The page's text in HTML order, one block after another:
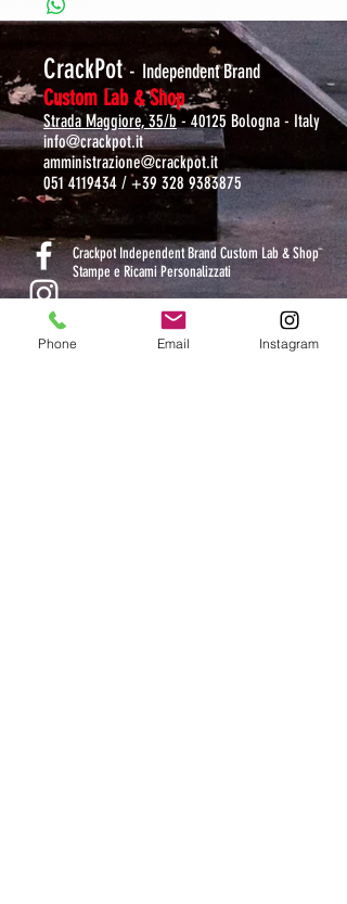
CrackPot- Independent Brand
Custom Lab & Shop
Strada Maggiore, 35/b - 40125 Bologna - Italy
info@crackpot.it
amministrazione@crackpot.it
051 4119434 /+39 328 9383875
Crackpot Independent Brand Custom Lab & Shop
Stampe e Ricami Personalizzati
crackpot_factory
Phone Email Instagram